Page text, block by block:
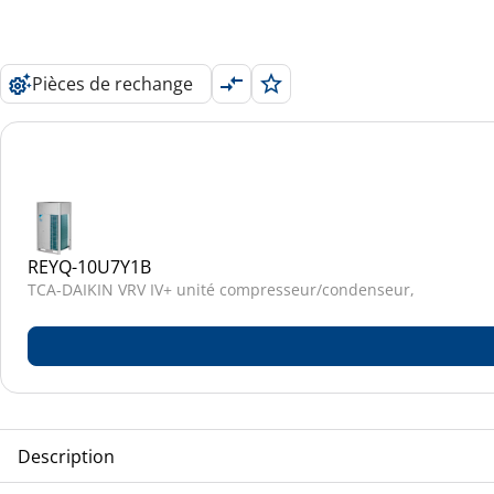
Pièces de rechange
REYQ-10U7Y1B
TCA-DAIKIN VRV IV+ unité compresseur/condenseur,
Description